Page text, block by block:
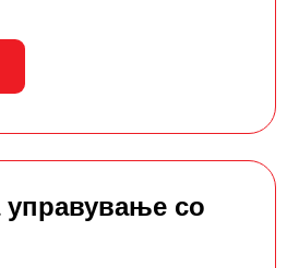
управување со